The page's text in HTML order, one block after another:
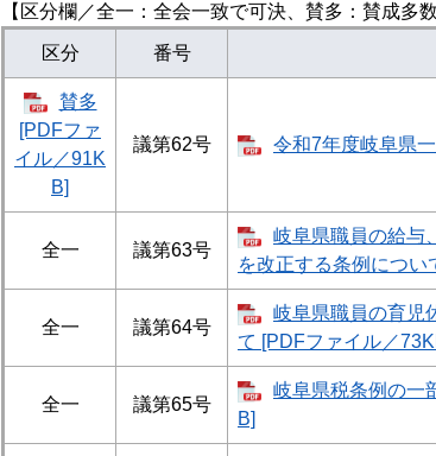
【区分欄／全一：全会一致で可決、賛多：賛成多
区分 番号
賛多
[PDFファ
イル／91K
B]
議第62号 令和7年度岐阜県
全一 議第63号
岐阜県職員の給与
を改正する条例につい
全一 議第64号
岐阜県職員の育児
て [PDFファイル／
全一 議第65号
岐阜県税条例の一
B]